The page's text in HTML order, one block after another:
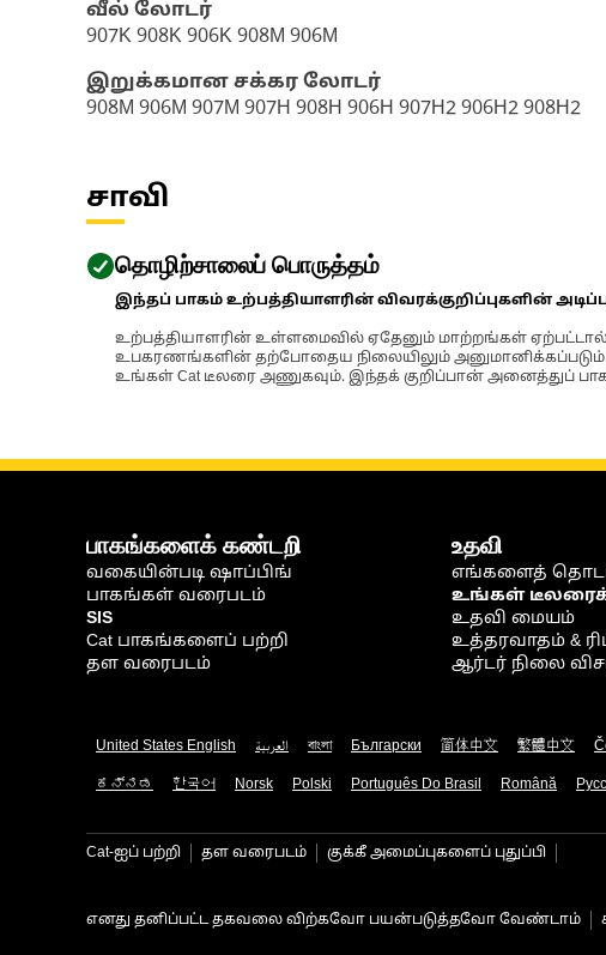
வீல் லோடர்
907K 908K 906K 908M 906M
இறுக்கமான சக்கர லோடர்
908M 906M 907M 907H 908H 906H 907H2 906H2 908H2
சாவி
தொழிற்சாலைப் பொருத்தம்
இந்தப் பாகம் உற்பத்தியாளரின் விவரக்குறிப்புகளின்
உற்பத்தியாளரின் உள்ளமைவில் ஏதேனும் மாற்றங்கள்
உபகரணங்களின் தற்போதைய நிலையிலும்
உங்கள் Cat டீலரை அணுகவும். இந்தக் குறிப்பான் அனைத்துப்
பாகங்களைக் கண்டறி
வகையின்படி ஷாப்பிங்
பாகங்கள் வரைபடம்
SIS
Cat பாகங்களைப் பற்றி
தள வரைபடம்
உதவி
எங்களைத்
உங்கள்
உதவி மையம்
உத்தரவாதம் &
ஆர்டர் நிலை
United States English العربية বাংলা Български 简体中文 繁體中文
ಕನ್ನಡ 한국어 Norsk Polski Português Do Brasil Română
Cat-ஐப் பற்றி தள வரைபடம் குக்கீ அமைப்புகளைப் புதுப்பி
எனது தனிப்பட்ட தகவலை விற்கவோ பயன்படுத்தவோ வேண்டாம்